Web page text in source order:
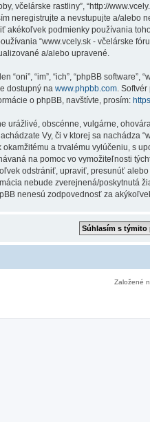
včelárske rastliny”, “http://
neregistrujte a nevstupujte a/alebo
akékoľvek podmienky používania
“www.vcely.sk - včelárske
a/alebo upravené.
“im”, “ich”, “phpBB
dostupný na www.phpbb.com .
o phpBB, navštívte, prosím:
urážlivé, obscénne, vulgárne,
Vy, či v ktorej sa nachádza
a trvalému vylúčeniu, s
na pomoc vo vymožiteľnosti
odstrániť, upraviť, presunúť
nebude zverejnená/poskytnutá
nenesú zodpovednosť za
Založené